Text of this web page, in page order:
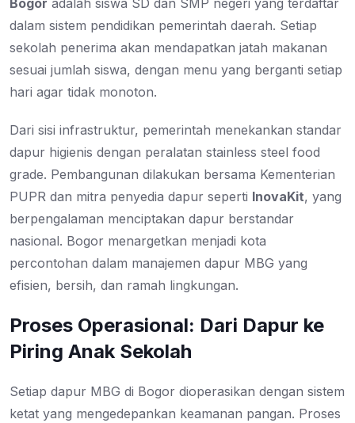
Bogor adalah siswa SD dan SMP negeri yang terdaftar
dalam sistem pendidikan pemerintah daerah. Setiap
sekolah penerima akan mendapatkan jatah makanan
sesuai jumlah siswa, dengan menu yang berganti setiap
hari agar tidak monoton.
Dari sisi infrastruktur, pemerintah menekankan standar
dapur higienis dengan peralatan stainless steel food
grade. Pembangunan dilakukan bersama Kementerian
PUPR dan mitra penyedia dapur seperti InovaKit, yang
berpengalaman menciptakan dapur berstandar
nasional. Bogor menargetkan menjadi kota
percontohan dalam manajemen dapur MBG yang
efisien, bersih, dan ramah lingkungan.
Proses Operasional: Dari Dapur ke
Piring Anak Sekolah
Setiap dapur MBG di Bogor dioperasikan dengan sistem
ketat yang mengedepankan keamanan pangan. Proses